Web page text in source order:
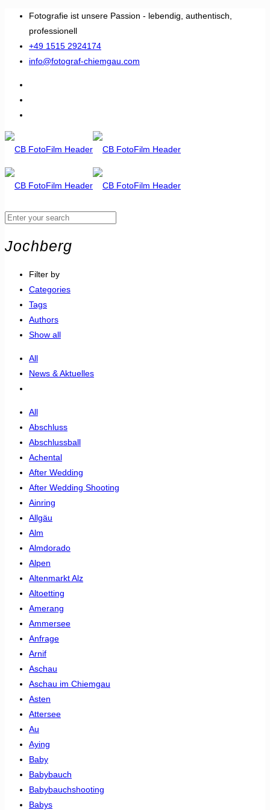
Fotografie ist unsere Passion - lebendig, authentisch,
professionell
+49 1515 2924174
info@fotograf-chiemgau.com
Jochberg
Filter by
Categories
Tags
Authors
Show all
All
News & Aktuelles
All
Abschluss
Abschlussball
Achental
After Wedding
After Wedding Shooting
Ainring
Allgäu
Alm
Almdorado
Alpen
Altenmarkt Alz
Altoetting
Amerang
Ammersee
Anfrage
Arnif
Aschau
Aschau im Chiemgau
Asten
Attersee
Au
Aying
Baby
Babybauch
Babybauchshooting
Babys